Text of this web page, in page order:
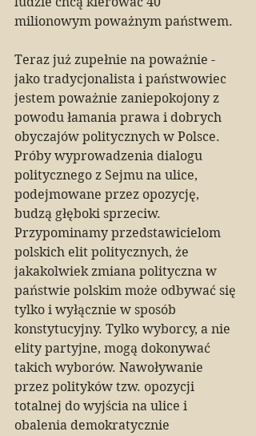
milionowym poważnym państwem.
Teraz już zupełnie na poważnie -
jako tradycjonalista i państwowiec
jestem poważnie zaniepokojony z
powodu łamania prawa i dobrych
obyczajów politycznych w Polsce.
Próby wyprowadzenia dialogu
politycznego z Sejmu na ulice,
podejmowane przez opozycję,
budzą głęboki sprzeciw.
Przypominamy przedstawicielom
polskich elit politycznych, że
jakakolwiek zmiana polityczna w
państwie polskim może odbywać się
tylko i wyłącznie w sposób
konstytucyjny. Tylko wyborcy, a nie
elity partyjne, mogą dokonywać
takich wyborów. Nawoływanie
przez polityków tzw. opozycji
totalnej do wyjścia na ulice i
obalenia demokratycznie